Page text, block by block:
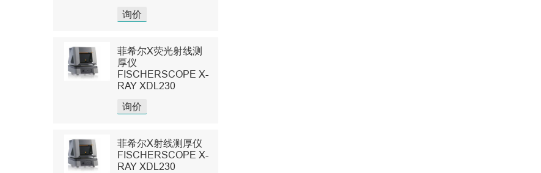
询价
菲希尔X荧光射线测
厚仪
FISCHERSCOPE X-
RAY XDL230
询价
菲希尔X射线测厚仪
FISCHERSCOPE X-
RAY XDL230